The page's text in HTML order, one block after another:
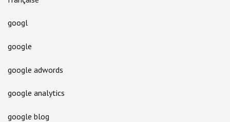
googl
google
google adwords
google analytics
google blog